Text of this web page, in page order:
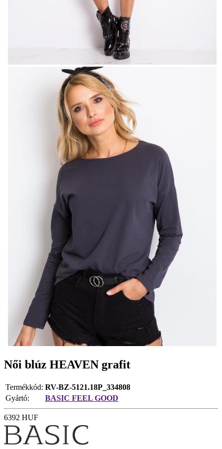
Női blúz HEAVEN grafit
Termékkód: RV-BZ-5121.18P_334808
Gyártó:
BASIC FEEL GOOD
6392 HUF